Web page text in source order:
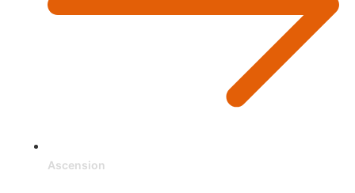
Ascension